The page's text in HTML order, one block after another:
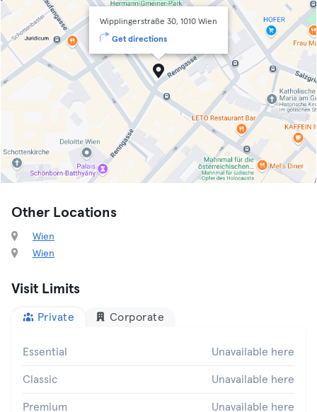
Wipplingerstraße 30, 1010 Wien
Get directions
Other Locations
Wien
Wien
Visit Limits
Private Corporate
Essential Unavailable here
Classic Unavailable here
Premium Unavailable here